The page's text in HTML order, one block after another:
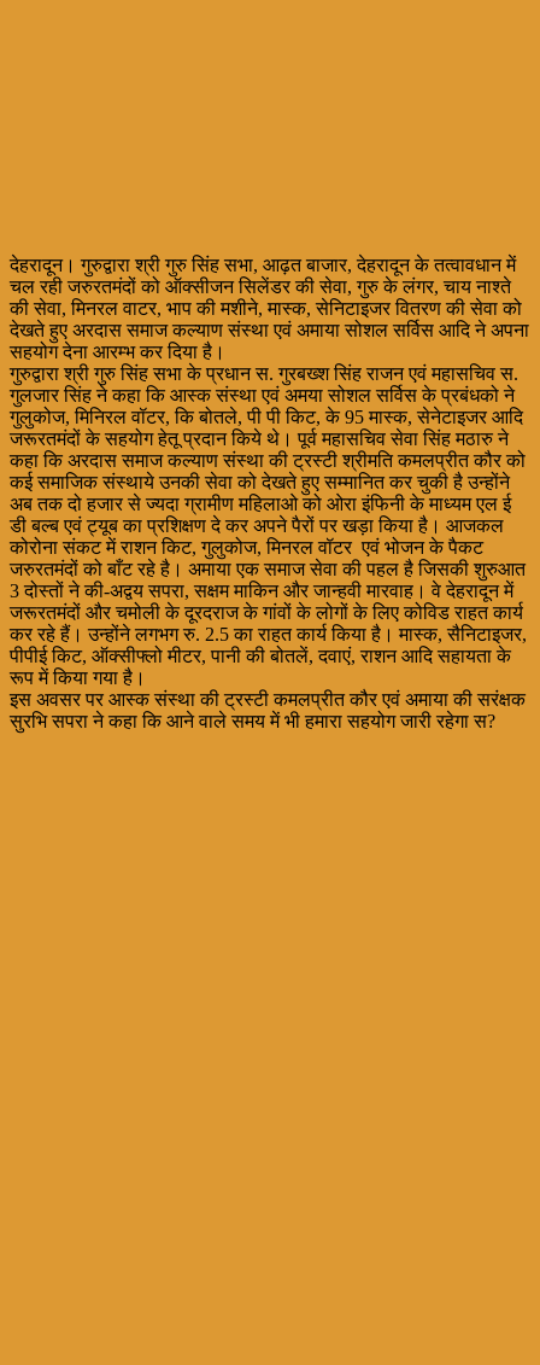
देहरादून। गुरुद्वारा श्री गुरु सिंह सभा, आढ़त बाजार, देहरादून के तत्वावधान में
चल रही जरुरतमंदों को ऑक्सीजन सिलेंडर की सेवा, गुरु के लंगर, चाय नाश्ते
की सेवा, मिनरल वाटर, भाप की मशीने, मास्क, सेनिटाइजर वितरण की सेवा को
देखते हुए अरदास समाज कल्याण संस्था एवं अमाया सोशल सर्विस आदि ने अपना
सहयोग देना आरम्भ कर दिया है।
गुरुद्वारा श्री गुरु सिंह सभा के प्रधान स. गुरबख्श सिंह राजन एवं महासचिव स.
गुलजार सिंह ने कहा कि आस्क संस्था एवं अमया सोशल सर्विस के प्रबंधको ने
गुलुकोज, मिनिरल वॉटर, कि बोतले, पी पी किट, के 95 मास्क, सेनेटाइजर आदि
जरूरतमंदों के सहयोग हेतू प्रदान किये थे। पूर्व महासचिव सेवा सिंह मठारु ने
कहा कि अरदास समाज कल्याण संस्था की ट्रस्टी श्रीमति कमलप्रीत कौर को
कई समाजिक संस्थाये उनकी सेवा को देखते हुए सम्मानित कर चुकी है उन्होंने
अब तक दो हजार से ज्यदा ग्रामीण महिलाओ को ओरा इंफिनी के माध्यम एल ई
डी बल्ब एवं ट्यूब का प्रशिक्षण दे कर अपने पैरों पर खड़ा किया है। आजकल
कोरोना संकट में राशन किट, गुलुकोज, मिनरल वॉटर एवं भोजन के पैकट
जरुरतमंदों को बाँट रहे है। अमाया एक समाज सेवा की पहल है जिसकी शुरुआत
3 दोस्तों ने की-अद्वय सपरा, सक्षम माकिन और जान्हवी मारवाह। वे देहरादून में
जरूरतमंदों और चमोली के दूरदराज के गांवों के लोगों के लिए कोविड राहत कार्य
कर रहे हैं। उन्होंने लगभग रु. 2.5 का राहत कार्य किया है। मास्क, सैनिटाइजर,
पीपीई किट, ऑक्सीफ्लो मीटर, पानी की बोतलें, दवाएं, राशन आदि सहायता के
रूप में किया गया है।
इस अवसर पर आस्क संस्था की ट्रस्टी कमलप्रीत कौर एवं अमाया की सरंक्षक
सुरभि सपरा ने कहा कि आने वाले समय में भी हमारा सहयोग जारी रहेगा स?